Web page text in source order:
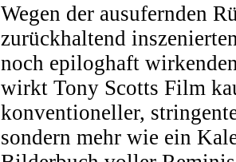
Wegen der ausufernden
zurückhaltend
noch epiloghaft
wirkt Tony Scotts Film
konventioneller,
sondern mehr wie ein